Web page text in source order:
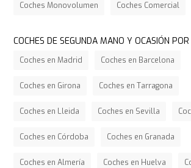
Coches Monovolumen Coches Comercial
COCHES DE SEGUNDA MANO Y OCASIÓN
Coches en Madrid Coches en Barcelona
Coches en Girona Coches en Tarragona
Coches en Lleida Coches en Sevilla
Coches en Córdoba Coches en Granada
Coches en Almería Coches en Huelva